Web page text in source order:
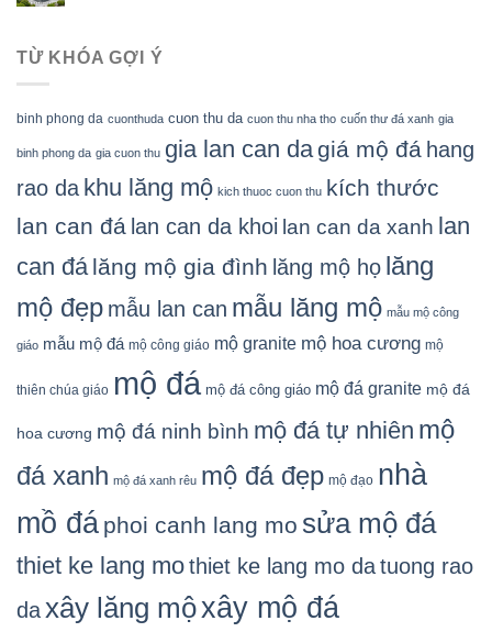
TỪ KHÓA GỢI Ý
binh phong da cuonthuda cuon thu da cuon thu nha tho cuốn thư đá xanh gia
binh phong da gia cuon thu gia lan can dagiá mộ đá hang
rao da khu lăng mộ kich thuoc cuon thu kích thước
lan can đá lan can da khoi lan can da xanh lan
can đá lăng mộ gia đình lăng mộ họ lăng
mộ đẹp mẫu lan can mẫu lăng mộ mẫu mộ công
giáo mẫu mộ đá mộ công giáo mộ granite mộ hoa cương mộ
thiên chúa giáo mộ đá mộ đá công giáo mộ đá granite mộ đá
hoa cương mộ đá ninh bình mộ đá tự nhiên mộ
đá xanh mộ đá xanh rêu mộ đá đẹp mộ đạo nhà
mồ đá phoi canh lang mo sửa mộ đá
thiet ke lang mothiet ke lang mo datuong rao
daxây lăng mộxây mộ đá